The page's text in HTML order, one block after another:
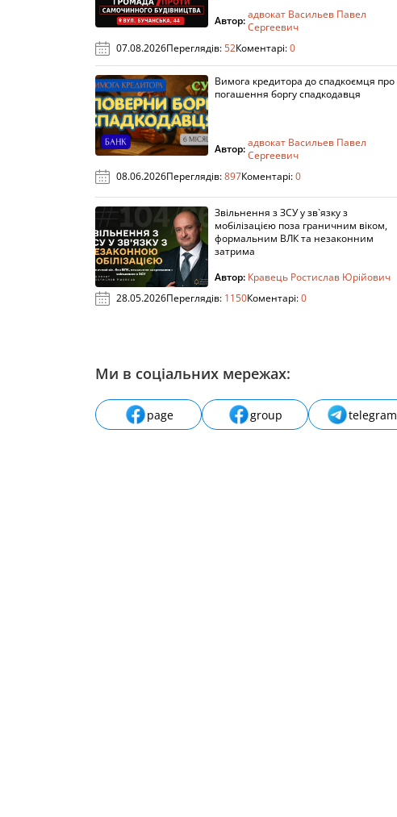
Автор:адвокат Васильев Павел
Сергеевич
07.08.2026Переглядів:52Коментарі:0
Вимога кредитора до спадкоємця про
погашення боргу спадкодавця
Автор:адвокат Васильев Павел
Сергеевич
08.06.2026Переглядів:897Коментарі:0
Звільнення з ЗСУ у зв`язку з
мобілізацією поза граничним віком,
формальним ВЛК та незаконним
затрима
Автор: Кравець Ростислав Юрійович
28.05.2026Переглядів: 1150Коментарі:0
Ми в соціальних мережах:
page group telegram